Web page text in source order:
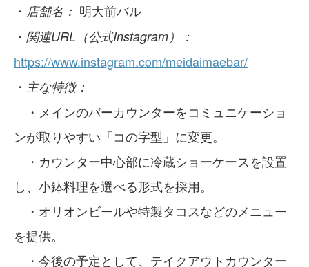
・ 店舗名： 明大前バル
・ 関連URL（公式Instagram）：
https://www.instagram.com/meidaimaebar/
・ 主な特徴：
・メインのバーカウンターをコミュニケーショ
ンが取りやすい「コの字型」に変更。
・カウンター中心部に冷蔵ショーケースを設置
し、小鉢料理を選べる形式を採用。
・オリオンビールや特製タコスなどのメニュー
を提供。
・今後の予定として、テイクアウトカウンター